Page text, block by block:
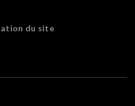
du site